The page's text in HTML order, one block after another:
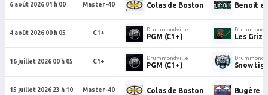
6 août 2026 01 h 00 Master-40 Colas de Boston Benoit
4 août 2026 00 h 05 C1+
Drummondville
PGM (C1+) Les
16 juillet 2026 00 h 05 C1+
Drummondville
PGM (C1+) Snow
15 juillet 2026 23 h 10 Master-40 Colas de Boston Bugère